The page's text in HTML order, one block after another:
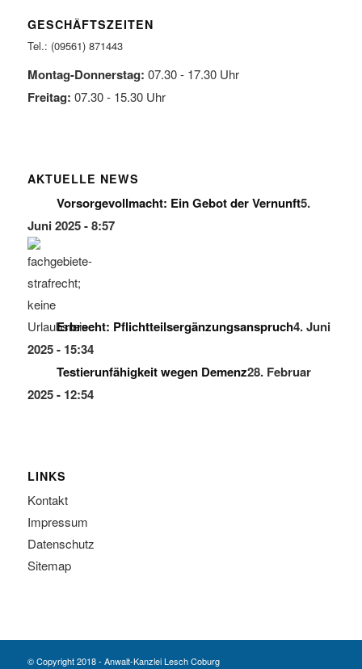
GESCHÄFTSZEITEN
Tel.: (09561) 871443
Montag-Donnerstag: 07.30 - 17.30 Uhr
Freitag: 07.30 - 15.30 Uhr
AKTUELLE NEWS
Vorsorgevollmacht: Ein Gebot der Vernunft5.
Juni 2025 - 8:57
Erbrecht: Pflichtteilsergänzungsanspruch4. Juni
2025 - 15:34
Testierunfähigkeit wegen Demenz28. Februar
2025 - 12:54
LINKS
Kontakt
Impressum
Datenschutz
Sitemap
© Copyright 2018 - Anwalt-Kanzlei Lesch Coburg